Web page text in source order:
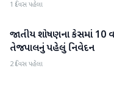
1 દિવસ પહેલા
રાજકારણ
જાતીય શોષણના કેસમાં 10
તેજપાલનું પહેલું નિવેદન
2 દિવસ પહેલા